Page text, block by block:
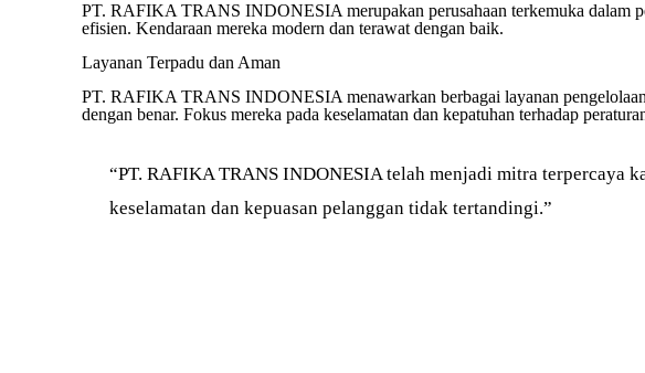
PT. RAFIKA TRANS INDONESIA merupakan perusahaan terkemuka dalam
efisien. Kendaraan mereka modern dan terawat dengan baik.
Layanan Terpadu dan Aman
PT. RAFIKA TRANS INDONESIA menawarkan berbagai layanan
dengan benar. Fokus mereka pada keselamatan dan kepatuhan terhadap
“PT. RAFIKA TRANS INDONESIA telah menjadi mitra terpercaya
keselamatan dan kepuasan pelanggan tidak tertandingi.”